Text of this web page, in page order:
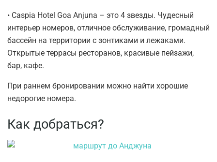
• Caspia Hotel Goa Anjuna – это 4 звезды. Чудесный
интерьер номеров, отличное обслуживание, громадный
бассейн на территории с зонтиками и лежаками.
Открытые террасы ресторанов, красивые пейзажи,
бар, кафе.
При раннем бронировании можно найти хорошие
недорогие номера.
Как добраться?